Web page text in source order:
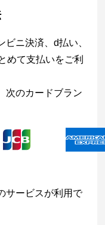
ニ決済、d払い、
めて支払いをご利
次のカードブラン
サービスが利用で